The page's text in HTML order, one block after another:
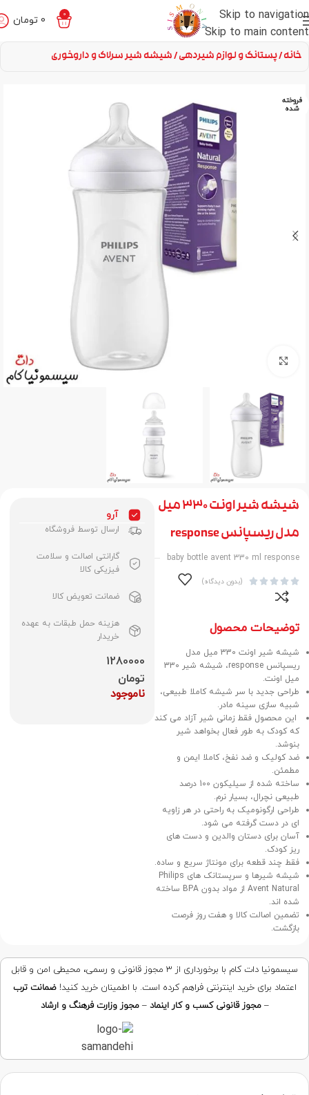
Skip to navigation
Skip to main content
0
0 تومان
خانه پستانک و لوازم شیردهی شیشه شیر سرلاک و داروخوری
فروخته
شده
برای بزرگنمایی کلیک کنید
شیشه شیر اونت 330 میل
مدل ریسپانس response
baby bottle avent 330 ml response




 (بدون دیدگاه)
توضیحات محصول
شیشه شیر اونت 330 میل مدل
ریسپانس response، شیشه شیر 330
میل اونت.
طراحی جدید با سر شیشه کاملا طبیعی،
شبیه سازی سینه مادر.
این محصول فقط زمانی شیر آزاد می کند
که کودک به طور فعال بخواهد شیر
بنوشد.
ضد کولیک و ضد نفخ، کاملا ایمن و
مطمئن.
ساخته شده از سیلیکون 100 درصد
طبیعی نچرال، بسیار نرم.
طراحی ارگونومیک به راحتی در هر زاویه
ای در دست گرفته می شود.
آسان برای دستان والدین و دست های
ریز کودک.
فقط چند قطعه برای مونتاژ سریع و ساده.
شیشه شیرها و سرپستانک های Philips
Avent Natural از مواد بدون BPA ساخته
شده اند.
تضمین اصالت کالا و هفت روز فرصت
بازگشت.
آرو
ارسال توسط فروشگاه
گارانتی اصالت و سلامت
فیزیکی کالا
ضمانت تعویض کالا
هزینه حمل طبقات به عهده
خریدار
1280000
تومان
ناموجود
سیسمونیا دات کام با برخورداری از ۳ مجوز قانونی و رسمی، محیطی امن و قابل
اعتماد برای خرید اینترنتی فراهم کرده است. با اطمینان خرید کنید!ضمانت ترب
–مجوز قانونی کسب و کار اینماد –مجوز وزارت فرهنگ و ارشاد